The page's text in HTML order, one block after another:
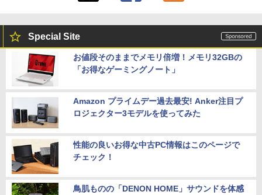
Special Site
お値段そのままでメモリ倍増！メモリ32GBの
「お得なゲーミングノート」
Amazon プライムデー過去最安! Anker注目プ
ロジェクター3モデルを使ってみた
性能の良いお得な中古PC情報はこのページで
チェック！
鳥肌ものの「DENON HOME」サウンドを体感